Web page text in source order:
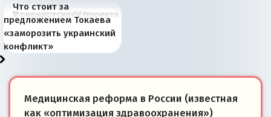
В России назрели
перемены: 15 шагов к
суверенной экономике
Миграционный пожар
Европы
Россия начинает
сбрасывать балласт
Анкориджа
Россия зимой 1904
года: первые уступки во
внутренней политике
Русская нация вчера и
сегодня
Почему правый крах в
Варшаве не поможет её
отношениям с Россией?
Место Науру / Науэро в
современной истории
Южной Осетии
У сионистского проекта
появилось украинское
измерение
Что стоит за
предложением Токаева
«заморозить украинский
конфликт»
Медицинская реформа в России (известная
как «оптимизация здравоохранения»)